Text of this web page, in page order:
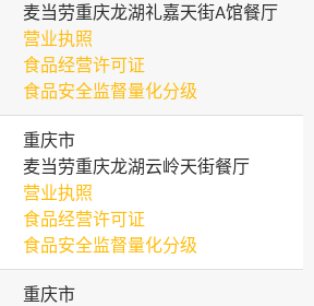
麦当劳重庆龙湖礼嘉天街A馆餐厅
营业执照
食品经营许可证
食品安全监督量化分级
重庆市
麦当劳重庆龙湖云岭天街餐厅
营业执照
食品经营许可证
食品安全监督量化分级
重庆市